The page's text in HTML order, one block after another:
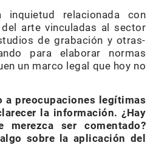
relacionada con
arte vinculadas al sector
de grabación y otras-
para elaborar normas
un marco legal que hoy no
a preocupaciones legítimas
la información. ¿Hay
ser comentado?
sobre la aplicación del